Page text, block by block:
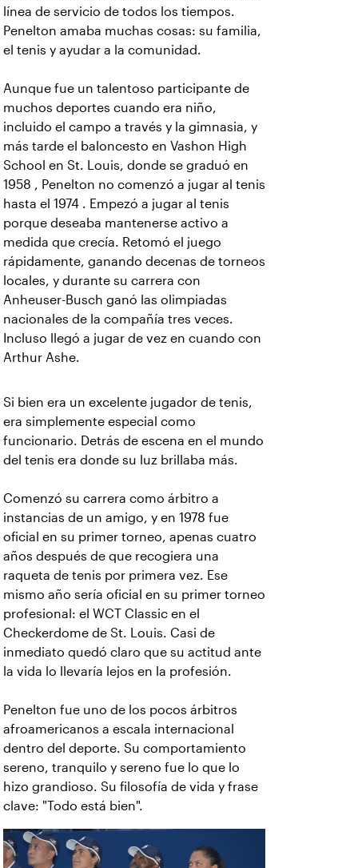
línea de servicio de todos los tiempos.
Penelton amaba muchas cosas: su familia,
el tenis y ayudar a la comunidad.
Aunque fue un talentoso participante de
muchos deportes cuando era niño,
incluido el campo a través y la gimnasia, y
más tarde el baloncesto en Vashon High
School en St. Louis, donde se graduó en
1958 , Penelton no comenzó a jugar al tenis
hasta el 1974 . Empezó a jugar al tenis
porque deseaba mantenerse activo a
medida que crecía. Retomó el juego
rápidamente, ganando decenas de torneos
locales, y durante su carrera con
Anheuser-Busch ganó las olimpiadas
nacionales de la compañía tres veces.
Incluso llegó a jugar de vez en cuando con
Arthur Ashe.
Si bien era un excelente jugador de tenis,
era simplemente especial como
funcionario. Detrás de escena en el mundo
del tenis era donde su luz brillaba más.
Comenzó su carrera como árbitro a
instancias de un amigo, y en 1978 fue
oficial en su primer torneo, apenas cuatro
años después de que recogiera una
raqueta de tenis por primera vez. Ese
mismo año sería oficial en su primer torneo
profesional: el WCT Classic en el
Checkerdome de St. Louis. Casi de
inmediato quedó claro que su actitud ante
la vida lo llevaría lejos en la profesión.
Penelton fue uno de los pocos árbitros
afroamericanos a escala internacional
dentro del deporte. Su comportamiento
sereno, tranquilo y sereno fue lo que lo
hizo grandioso. Su filosofía de vida y frase
clave: "Todo está bien".